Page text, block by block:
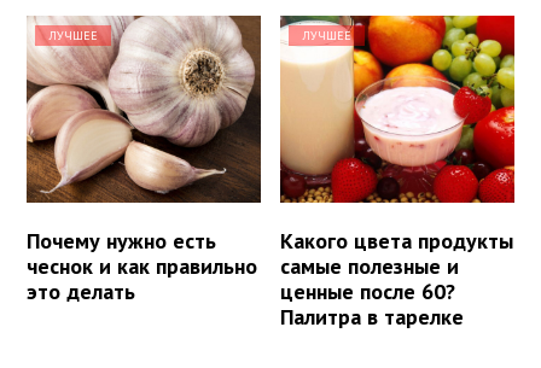
ЛУЧШЕЕ
Почему нужно есть
чеснок и как правильно
это делать
ЛУЧШЕЕ
Какого цвета продукты
самые полезные и
ценные после 60?
Палитра в тарелке